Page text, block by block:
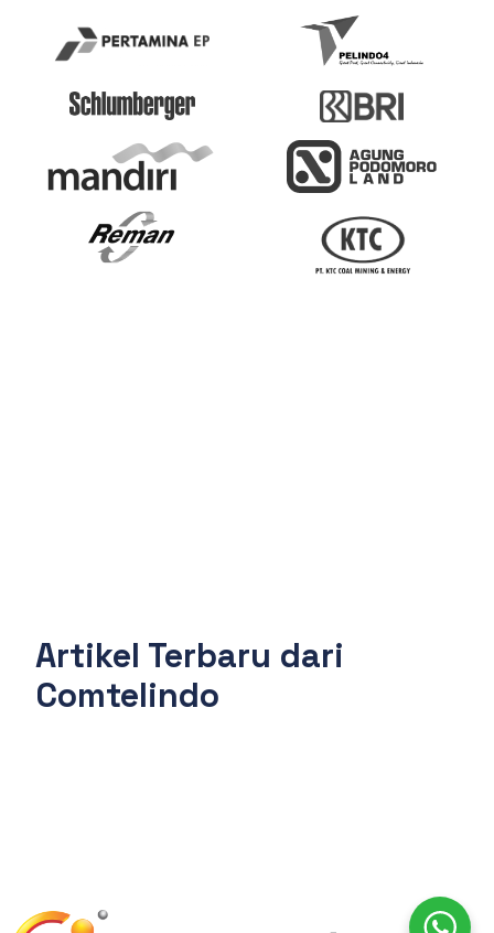
Artikel Terbaru dari
Comtelindo